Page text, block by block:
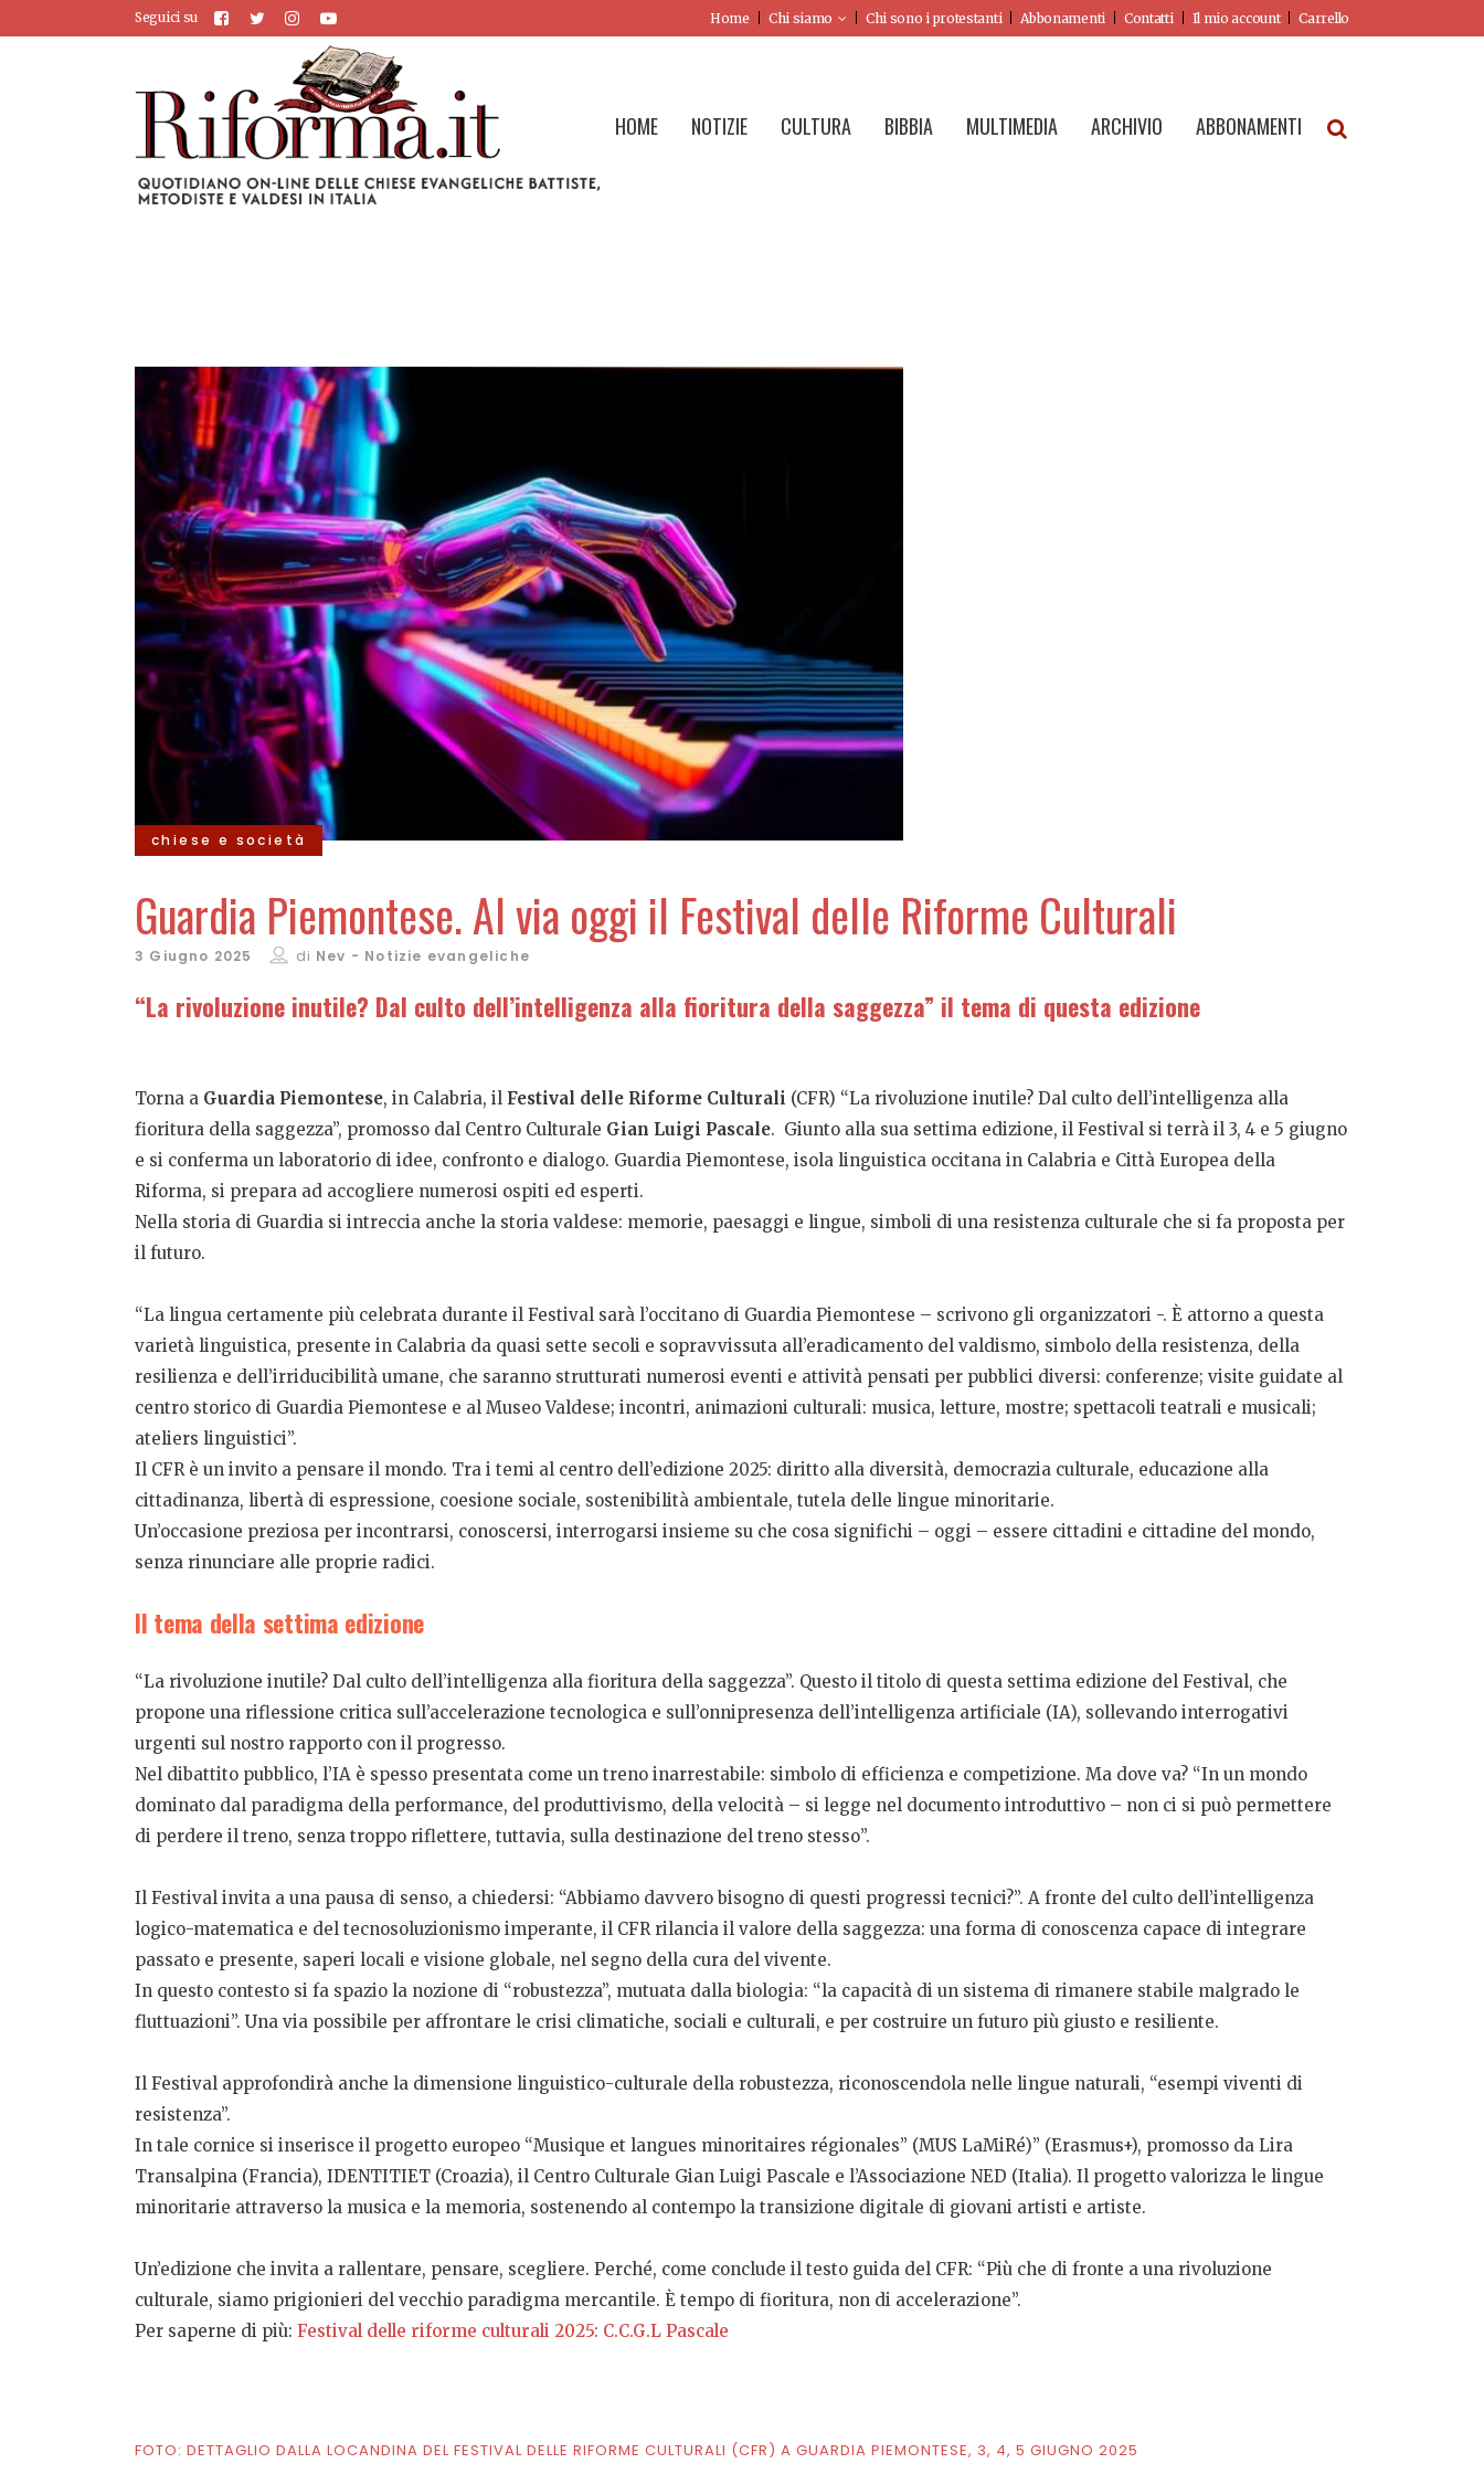
Seguici su Home Chi siamo Chi sono i protestanti Abbonamenti Contatti Il mio account Carrello
HOME NOTIZIE CULTURA BIBBIA MULTIMEDIA ARCHIVIO ABBONAMENTI
chiese e società
Guardia Piemontese. Al via oggi il Festival delle Riforme Culturali
3 Giugno 2025 di Nev - Notizie evangeliche
“La rivoluzione inutile? Dal culto dell’intelligenza alla fioritura della saggezza” il tema di questa edizione
Torna a Guardia Piemontese, in Calabria, il Festival delle Riforme Culturali (CFR) “La rivoluzione inutile? Dal culto dell’intelligenza alla
fioritura della saggezza”, promosso dal Centro Culturale Gian Luigi Pascale. Giunto alla sua settima edizione, il Festival si terrà il 3, 4 e 5 giugno
e si conferma un laboratorio di idee, confronto e dialogo. Guardia Piemontese, isola linguistica occitana in Calabria e Città Europea della
Riforma, si prepara ad accogliere numerosi ospiti ed esperti.
Nella storia di Guardia si intreccia anche la storia valdese: memorie, paesaggi e lingue, simboli di una resistenza culturale che si fa proposta per
il futuro.
“La lingua certamente più celebrata durante il Festival sarà l’occitano di Guardia Piemontese – scrivono gli organizzatori -. È attorno a questa
varietà linguistica, presente in Calabria da quasi sette secoli e sopravvissuta all’eradicamento del valdismo, simbolo della resistenza, della
resilienza e dell’irriducibilità umane, che saranno strutturati numerosi eventi e attività pensati per pubblici diversi: conferenze; visite guidate al
centro storico di Guardia Piemontese e al Museo Valdese; incontri, animazioni culturali: musica, letture, mostre; spettacoli teatrali e musicali;
ateliers linguistici”.
Il CFR è un invito a pensare il mondo. Tra i temi al centro dell’edizione 2025: diritto alla diversità, democrazia culturale, educazione alla
cittadinanza, libertà di espressione, coesione sociale, sostenibilità ambientale, tutela delle lingue minoritarie.
Un’occasione preziosa per incontrarsi, conoscersi, interrogarsi insieme su che cosa significhi – oggi – essere cittadini e cittadine del mondo,
senza rinunciare alle proprie radici.
Il tema della settima edizione
“La rivoluzione inutile? Dal culto dell’intelligenza alla fioritura della saggezza”. Questo il titolo di questa settima edizione del Festival, che
propone una riflessione critica sull’accelerazione tecnologica e sull’onnipresenza dell’intelligenza artificiale (IA), sollevando interrogativi
urgenti sul nostro rapporto con il progresso.
Nel dibattito pubblico, l’IA è spesso presentata come un treno inarrestabile: simbolo di efficienza e competizione. Ma dove va? “In un mondo
dominato dal paradigma della performance, del produttivismo, della velocità – si legge nel documento introduttivo – non ci si può permettere
di perdere il treno, senza troppo riflettere, tuttavia, sulla destinazione del treno stesso”.
Il Festival invita a una pausa di senso, a chiedersi: “Abbiamo davvero bisogno di questi progressi tecnici?”. A fronte del culto dell’intelligenza
logico-matematica e del tecnosoluzionismo imperante, il CFR rilancia il valore della saggezza: una forma di conoscenza capace di integrare
passato e presente, saperi locali e visione globale, nel segno della cura del vivente.
In questo contesto si fa spazio la nozione di “robustezza”, mutuata dalla biologia: “la capacità di un sistema di rimanere stabile malgrado le
fluttuazioni”. Una via possibile per affrontare le crisi climatiche, sociali e culturali, e per costruire un futuro più giusto e resiliente.
Il Festival approfondirà anche la dimensione linguistico-culturale della robustezza, riconoscendola nelle lingue naturali, “esempi viventi di
resistenza”.
In tale cornice si inserisce il progetto europeo “Musique et langues minoritaires régionales” (MUS LaMiRé)” (Erasmus+), promosso da Lira
Transalpina (Francia), IDENTITIET (Croazia), il Centro Culturale Gian Luigi Pascale e l’Associazione NED (Italia). Il progetto valorizza le lingue
minoritarie attraverso la musica e la memoria, sostenendo al contempo la transizione digitale di giovani artisti e artiste.
Un’edizione che invita a rallentare, pensare, scegliere. Perché, come conclude il testo guida del CFR: “Più che di fronte a una rivoluzione
culturale, siamo prigionieri del vecchio paradigma mercantile. È tempo di fioritura, non di accelerazione”.
Per saperne di più: Festival delle riforme culturali 2025: C.C.G.L Pascale
FOTO: DETTAGLIO DALLA LOCANDINA DEL FESTIVAL DELLE RIFORME CULTURALI (CFR) A GUARDIA PIEMONTESE, 3, 4, 5 GIUGNO 2025